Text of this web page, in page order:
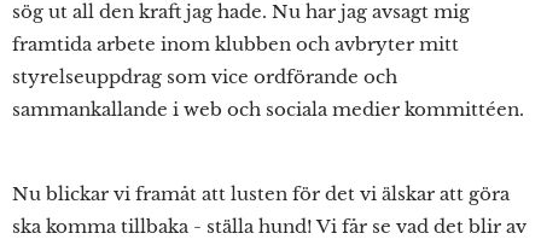
sög ut all den kraft jag hade. Nu har jag avsagt mig
framtida arbete inom klubben och avbryter mitt
styrelseuppdrag som vice ordförande och
sammankallande i web och sociala medier kommittéen.
Nu blickar vi framåt att lusten för det vi älskar att göra
ska komma tillbaka - ställa hund! Vi får se vad det blir av